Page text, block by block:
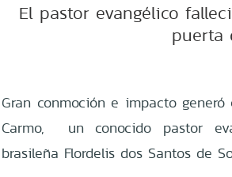
El pastor evangélico
puerta
Gran conmoción e impacto
Carmo, un conocido pastor
brasileña Flordelis dos Santos de